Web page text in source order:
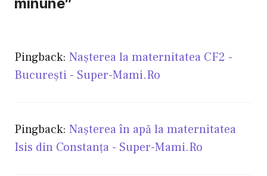
Pingback: Naşterea la maternitatea CF2 -
Bucureşti - Super-Mami.Ro
Pingback: Naşterea în apă la maternitatea
Isis din Constanţa - Super-Mami.Ro